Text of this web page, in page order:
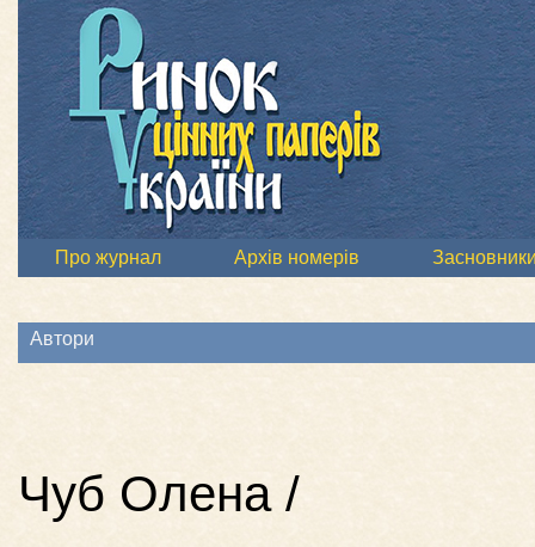
Про журнал Архів номерів
Автори
Чуб Олена /